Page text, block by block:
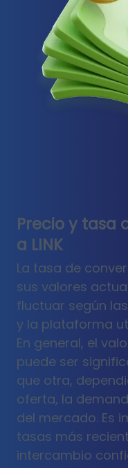
Precio y tasa
a LINK
La tasa de
sus valores
fluctuar según
y la plataforma
En general, el
puede ser
que otra,
oferta, la
del mercado. Es
tasas más
intercambio